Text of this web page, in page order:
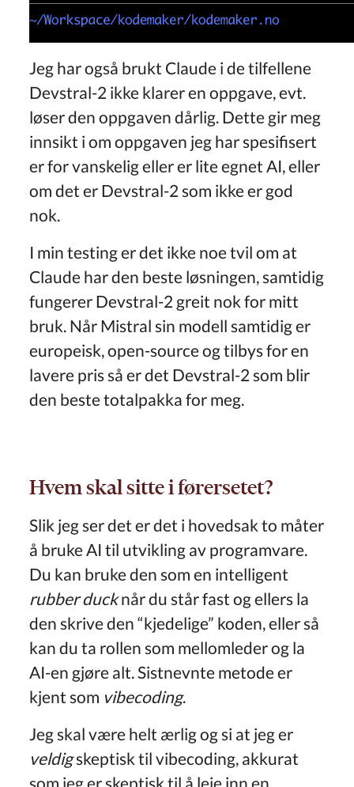
Jeg har også brukt Claude i de tilfellene
Devstral-2 ikke klarer en oppgave, evt.
løser den oppgaven dårlig. Dette gir meg
innsikt i om oppgaven jeg har spesifisert
er for vanskelig eller er lite egnet AI, eller
om det er Devstral-2 som ikke er god
nok.
I min testing er det ikke noe tvil om at
Claude har den beste løsningen, samtidig
fungerer Devstral-2 greit nok for mitt
bruk. Når Mistral sin modell samtidig er
europeisk, open-source og tilbys for en
lavere pris så er det Devstral-2 som blir
den beste totalpakka for meg.
Hvem skal sitte i førersetet?
Slik jeg ser det er det i hovedsak to måter
å bruke AI til utvikling av programvare.
Du kan bruke den som en intelligent
rubber ducknår du står fast og ellers la
den skrive den “kjedelige” koden, eller så
kan du ta rollen som mellomleder og la
AI-en gjøre alt. Sistnevnte metode er
kjent som vibecoding.
Jeg skal være helt ærlig og si at jeg er
veldigskeptisk til vibecoding, akkurat
som jeg er skeptisk til å leie inn en